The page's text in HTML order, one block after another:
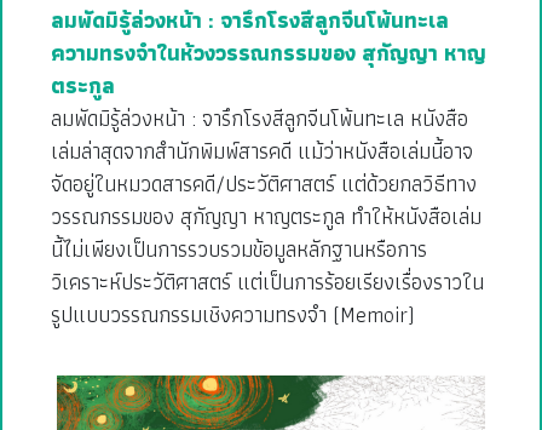
ลมพัดมิรู้ล่วงหน้า : จารึกโรงสีลูกจีนโพ้นทะเล
ความทรงจำในห้วงวรรณกรรมของ สุกัญญา หาญ
ตระกูล
ลมพัดมิรู้ล่วงหน้า : จารึกโรงสีลูกจีนโพ้นทะเล หนังสือ
เล่มล่าสุดจากสำนักพิมพ์สารคดี แม้ว่าหนังสือเล่มนี้อาจ
จัดอยู่ในหมวดสารคดี/ประวัติศาสตร์ แต่ด้วยกลวิธีทาง
วรรณกรรมของ สุกัญญา หาญตระกูล ทำให้หนังสือเล่ม
นี้ไม่เพียงเป็นการรวบรวมข้อมูลหลักฐานหรือการ
วิเคราะห์ประวัติศาสตร์ แต่เป็นการร้อยเรียงเรื่องราวใน
รูปแบบวรรณกรรมเชิงความทรงจำ (Memoir)